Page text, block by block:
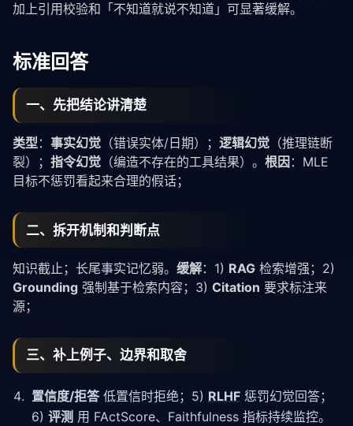
加上引用校验和「不知道就说不知道」可显著缓解。
标准回答
一、先把结论讲清楚
类型： 事实幻觉 （错误实体/日期）； 逻辑幻觉 （推理链断
裂）； 指令幻觉 （编造不存在的工具结果）。 根因 ：MLE
目标不惩罚看起来合理的假话；
二、拆开机制和判断点
知识截止；长尾事实记忆弱。 缓解：1) RAG 检索增强；2)
Grounding 强制基于检索内容；3) Citation 要求标注来
源；
三、补上例子、边界和取舍
置信度/拒答低置信时拒绝；5) RLHF 惩罚幻觉回答；
6) 评测 用 FActScore、Faithfulness 指标持续监控。